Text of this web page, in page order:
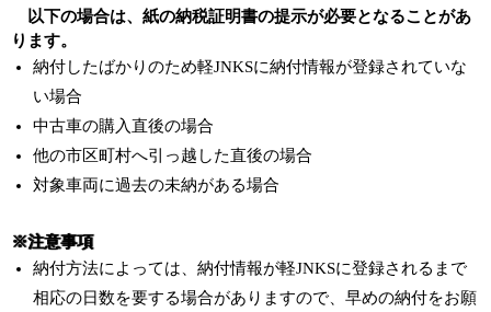
以下の場合は、紙の納税証明書の提示が必要となることがあ
ります。
納付したばかりのため軽JNKSに納付情報が登録されていな
い場合
中古車の購入直後の場合
他の市区町村へ引っ越した直後の場合
対象車両に過去の未納がある場合
※注意事項
納付方法によっては、納付情報が軽JNKSに登録されるまで
相応の日数を要する場合がありますので、早めの納付をお願